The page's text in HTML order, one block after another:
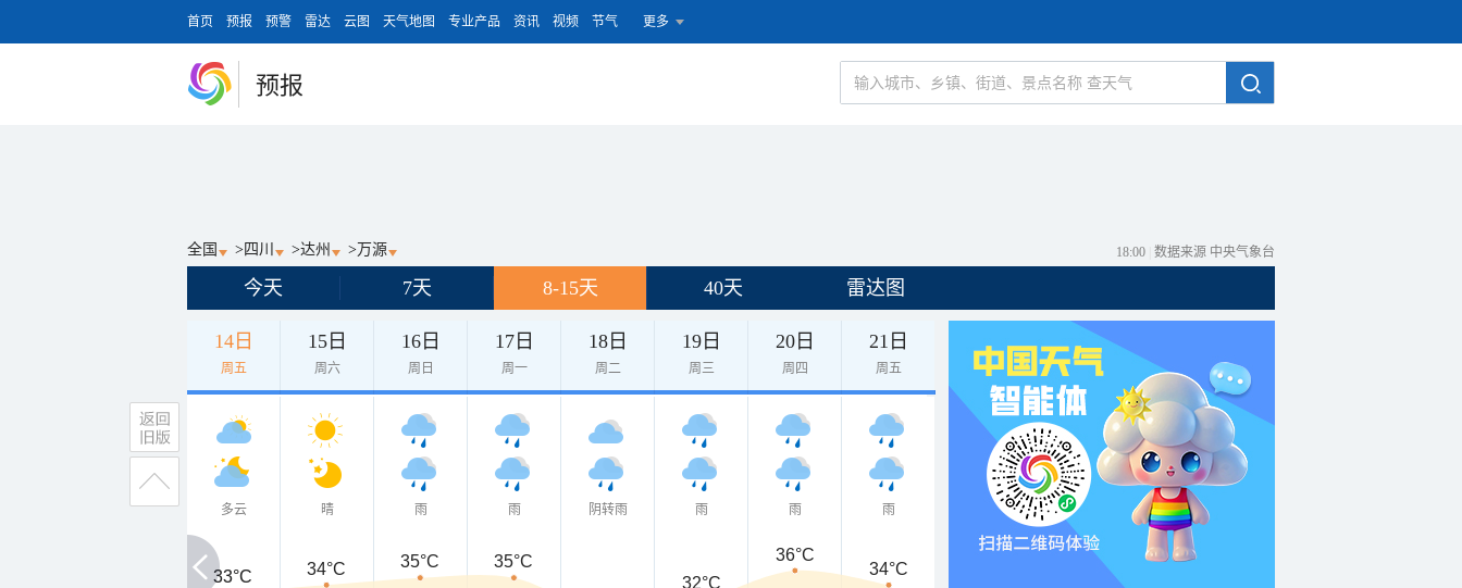
首页 预报 预警 雷达 云图 天气地图 专业产品 资讯 视频 节气 更多
预报
全国 > 四川 >达州 > 万源 18:00 数据来源 中央气象台
今天 7天 8-15天 40天 雷达图
14日
周五
15日
周六
16日
周日
17日
周一
18日
周二
19日
周三
20日
周四
21日
周五
多云 晴 雨 雨 阴转雨 雨 雨 雨
33°C
33°C 34°C 35°C 35°C
32°C
36°C
34°C